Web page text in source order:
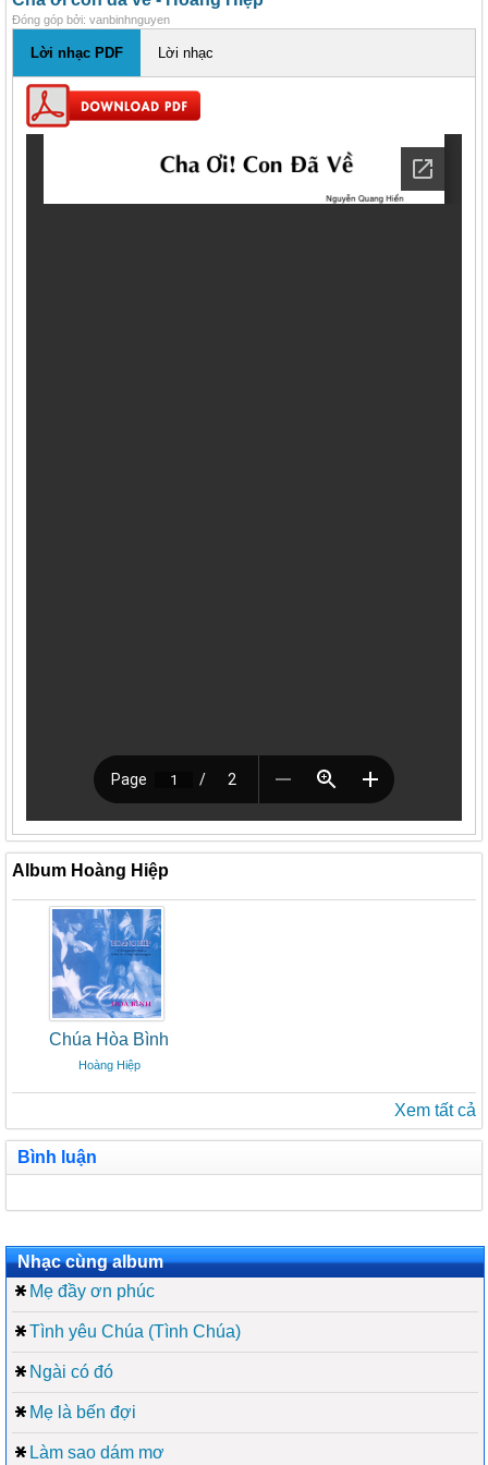
Đóng góp bởi: vanbinhnguyen
Lời nhạc PDF Lời nhạc
Album Hoàng Hiệp
Chúa Hòa Bình
Hoàng Hiệp
Xem tất cả
Bình luận
Nhạc cùng album
Mẹ đầy ơn phúc
Tình yêu Chúa (Tình Chúa)
Ngài có đó
Mẹ là bến đợi
Làm sao dám mơ